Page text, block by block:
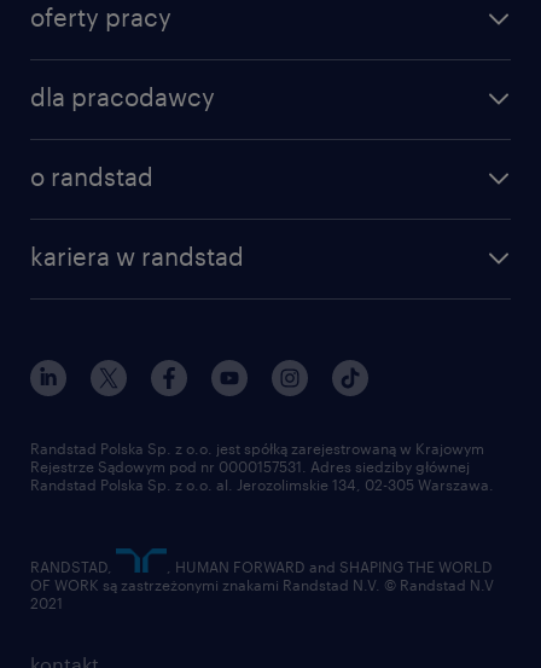
oferty pracy
specjalizacje
praca w amazon
dla pracodawcy
o randstad
dla mediów
dla dostawców
kariera w randstad
nasz świat
pracuj w randstad
złóż CV
Randstad Polska Sp. z o.o. jest spółką zarejestrowaną w Krajowym
Rejestrze Sądowym pod nr 0000157531. Adres siedziby głównej
Randstad Polska Sp. z o.o. al. Jerozolimskie 134, 02-305 Warszawa.
RANDSTAD,
, HUMAN FORWARD and SHAPING THE WORLD
OF WORK są zastrzeżonymi znakami Randstad N.V. © Randstad N.V
2021